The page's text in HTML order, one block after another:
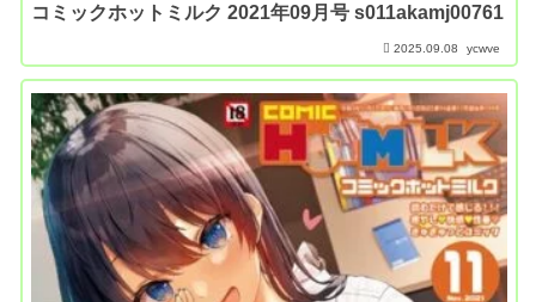
コミックホットミルク 2021年09月号 s011akamj00761
2025.09.08 ycwve